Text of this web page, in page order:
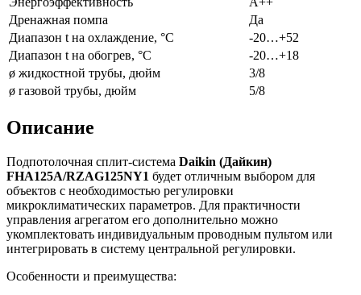
Дренажная помпа
Да
Диапазон t на охлаждение, °С
-20…+52
Диапазон t на обогрев, °С
-20…+18
ø жидкостной трубы, дюйм
3/8
ø газовой трубы, дюйм
5/8
Описание
Подпотолочная сплит-система Daikin (Дайкин)
FHA125A/RZAG125NY1 будет отличным выбором для
объектов с необходимостью регулировки
микроклиматических параметров. Для практичности
управления агрегатом его дополнительно можно
укомплектовать индивидуальным проводным пультом или
интегрировать в систему центральной регулировки.
Особенности и преимущества: